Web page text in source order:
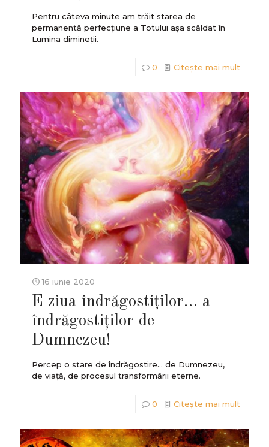
Pentru câteva minute am trăit starea de
permanentă perfecțiune a Totului așa scăldat în
Lumina dimineții.
0 Citește mai mult
16 iunie 2020
E ziua îndrăgostiților… a
îndrăgostiților de
Dumnezeu!
Percep o stare de îndrăgostire... de Dumnezeu,
de viață, de procesul transformării eterne.
0 Citește mai mult